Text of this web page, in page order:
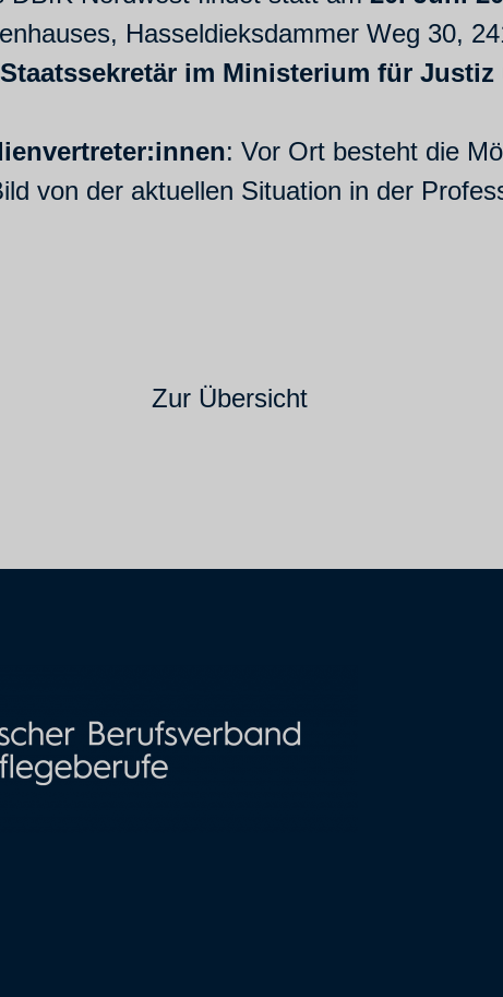
Hasseldieksdammer Weg 30,
im Ministerium für
: Vor Ort besteht die
von der aktuellen Situation in der
Zur Übersicht